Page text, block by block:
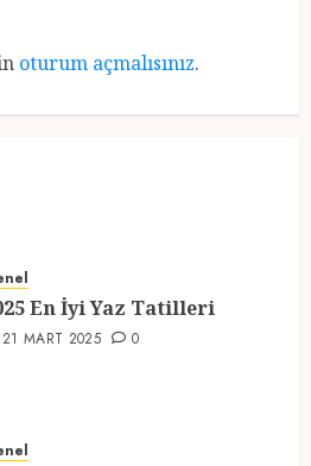
oturum açmalısınız.
En İyi Yaz Tatilleri
21 MART 2025 0